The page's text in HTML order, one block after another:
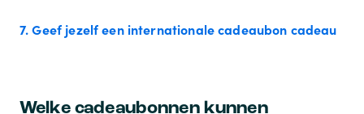
7. Geef jezelf een internationale cadeaubon cadeau
Welke cadeaubonnen kunnen